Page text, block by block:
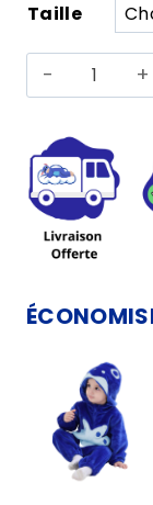
Taille
quantité
de
Pilou
Poisson
Bébé